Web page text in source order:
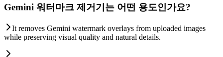
Gemini 워터마크 제거기는 어떤 용도인가요?
It removes Gemini watermark overlays from uploaded images
while preserving visual quality and natural details.